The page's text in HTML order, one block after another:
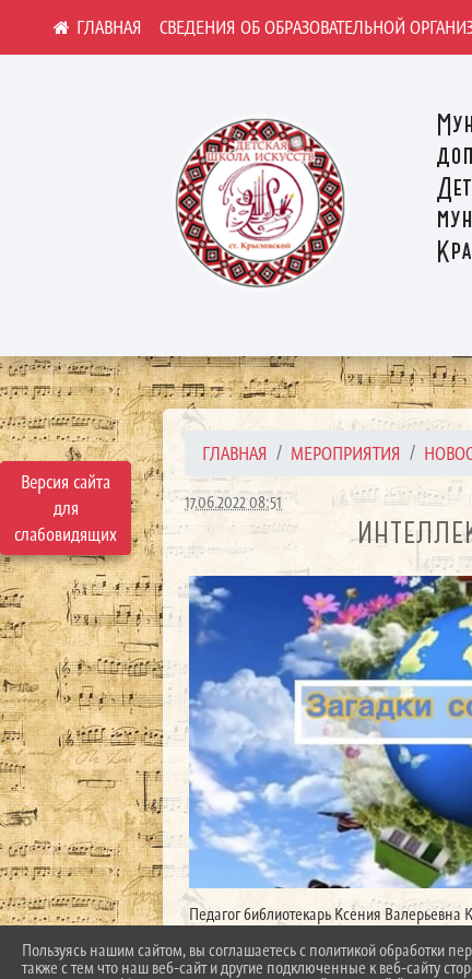
Версия сайта
для
слабовидящих
СВЕДЕНИЯ ОБ ОБРАЗОВАТЕЛЬНОЙ
ГЛАВНАЯ МЕРОПРИЯТИЯ
17.06.2022 08:51
Педагог библиотекарь Ксения Валерьевна
https://t.me/dsikrylovka/243
Пользуясь нашим сайтом, вы соглашаетесь с политикой обработки
также с тем что наш веб-сайт и другие подключенные к веб-сайту